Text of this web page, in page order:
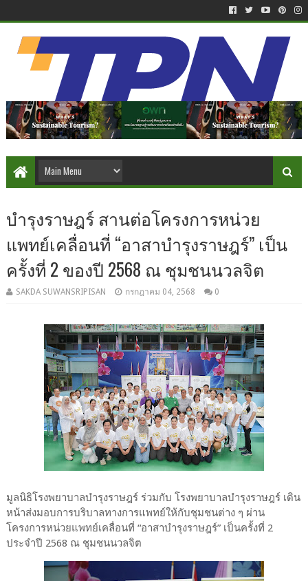
บำรุงราษฎร์ สานต่อโครงการหน่วย
แพทย์เคลื่อนที่ “อาสาบำรุงราษฎร์” เป็น
ครั้งที่ 2 ของปี 2568 ณ ชุมชนนวลจิต
SAKDA SUWANSRIPISAN กรกฎาคม 04, 2568 0
มูลนิธิโรงพยาบาลบำรุงราษฎร์ ร่วมกับ โรงพยาบาลบำรุงราษฎร์ เดิน
หน้าส่งมอบการบริบาลทางการแพทย์ให้กับชุมชนต่าง ๆ ผ่าน
โครงการหน่วยแพทย์เคลื่อนที่ “อาสาบำรุงราษฎร์” เป็นครั้งที่ 2
ประจำปี 2568 ณ ชุมชนนวลจิต